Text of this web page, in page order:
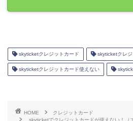
skyticketクレジットカード skyticketクレジ
skyticketクレジットカード使えない
HOME
クレジットカード
skyticketでクレジットカードが使えない！（